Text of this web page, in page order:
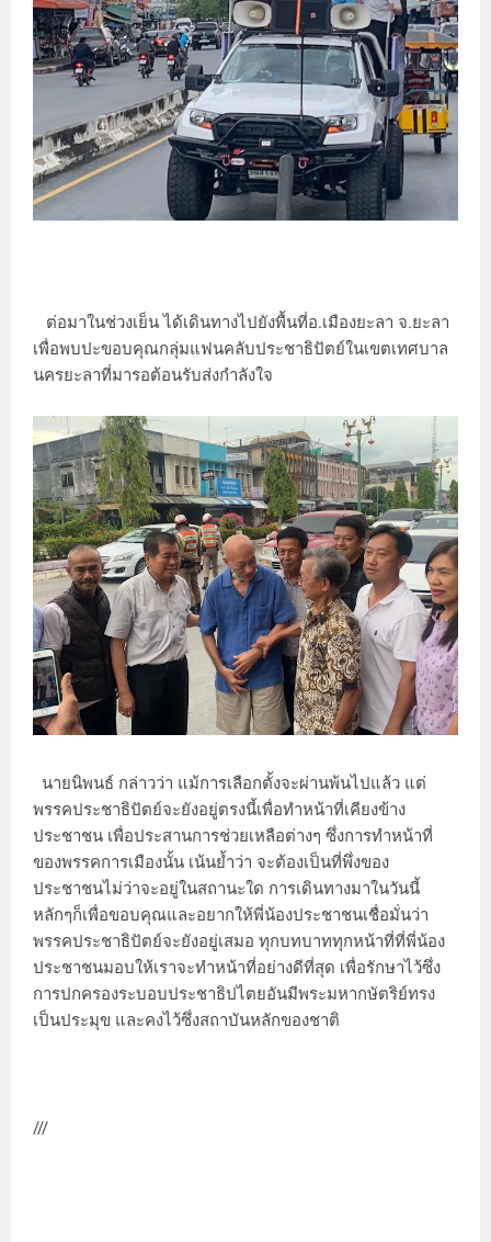
ต่อมาในช่วงเย็น ได้เดินทางไปยังพื้นที่อ.เมืองยะลา จ.ยะลา
เพื่อพบปะขอบคุณกลุ่มแฟนคลับประชาธิปัตย์ในเขตเทศบาล
นครยะลาที่มารอต้อนรับส่งกำลังใจ
นายนิพนธ์ กล่าวว่า แม้การเลือกตั้งจะผ่านพ้นไปแล้ว แต่
พรรคประชาธิปัตย์จะยังอยู่ตรงนี้เพื่อทำหน้าที่เคียงข้าง
ประชาชน เพื่อประสานการช่วยเหลือต่างๆ ซึ่งการทำหน้าที่
ของพรรคการเมืองนั้น เน้นย้ำว่า จะต้องเป็นที่พึ่งของ
ประชาชนไม่ว่าจะอยู่ในสถานะใด การเดินทางมาในวันนี้
หลักๆก็เพื่อขอบคุณและอยากให้พี่น้องประชาชนเชื่อมั่นว่า
พรรคประชาธิปัตย์จะยังอยู่เสมอ ทุกบทบาททุกหน้าที่ที่พี่น้อง
ประชาชนมอบให้เราจะทำหน้าที่อย่างดีที่สุด เพื่อรักษาไว้ซึ่ง
การปกครองระบอบประชาธิปไตยอันมีพระมหากษัตริย์ทรง
เป็นประมุข และคงไว้ซึ่งสถาบันหลักของชาติ
///